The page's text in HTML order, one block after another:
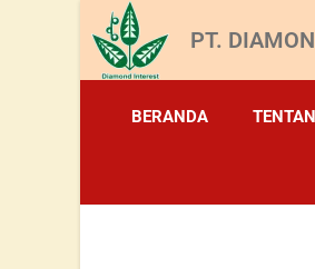
PT.
BERANDA